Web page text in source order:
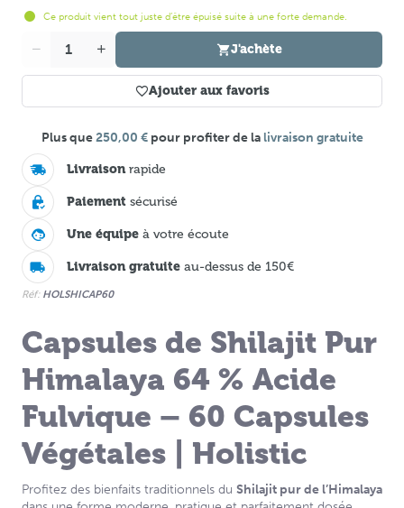
Ce produit vient tout juste d’être épuisé suite à une forte demande.
Quantité J'achète
Ajouter aux favoris
Plus que250,00 €pour profiter de la livraison gratuite
Livraisonrapide
Paiement sécurisé
Une équipe à votre écoute
Livraison gratuite au-dessus de 150€
Réf: HOLSHICAP60
Capsules de Shilajit Pur
Himalaya 64 % Acide
Fulvique – 60 Capsules
Végétales | Holistic
Profitez des bienfaits traditionnels du Shilajit pur de l’Himalaya